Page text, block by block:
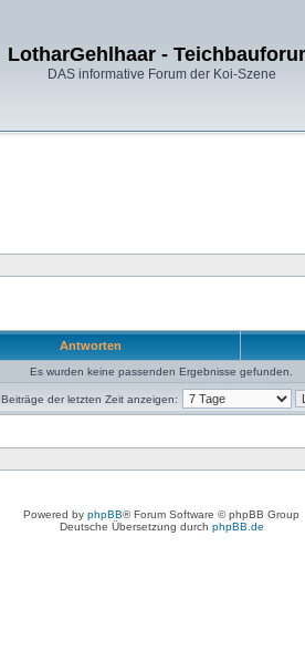
LotharGehlhaar -
DAS informative Forum der Koi-Szene
Antworten
Es wurden keine passenden Ergebnisse gefunden.
Beiträge der letzten Zeit anzeigen:
Powered by phpBB® Forum Software © phpBB Group
Deutsche Übersetzung durch phpBB.de